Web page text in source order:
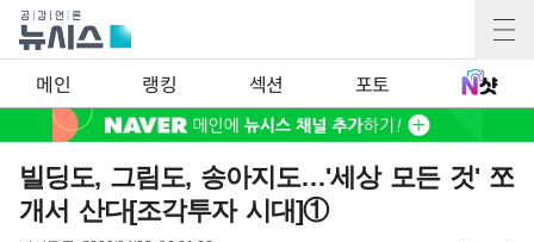
메인 랭킹 섹션 포토
빌딩도, 그림도, 송아지도…'세상 모든 것' 쪼
개서 산다[조각투자 시대]①